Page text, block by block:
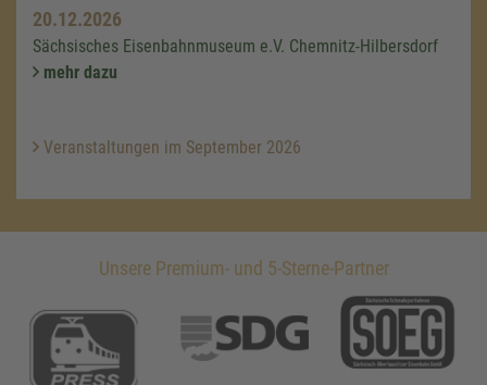
20.12.2026
Sächsisches Eisenbahnmuseum e.V. Chemnitz-Hilbersdorf
mehr dazu
Veranstaltungen im September 2026
Unsere Premium- und 5-Sterne-Partner